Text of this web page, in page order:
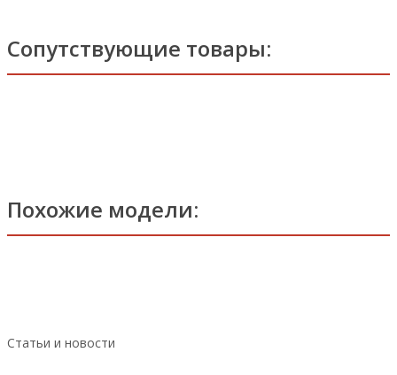
Сопутствующие товары:
Похожие модели:
Статьи и новости